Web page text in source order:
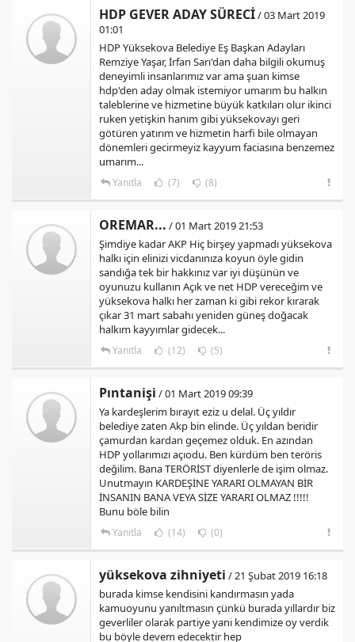
HDP GEVER ADAY SÜRECİ/ 03 Mart 2019
01:01
HDP Yüksekova Belediye Eş Başkan Adayları
Remziye Yaşar, İrfan Sarı'dan daha bilgili okumuş
deneyimli insanlarımız var ama şuan kimse
hdp'den aday olmak istemiyor umarım bu halkın
taleblerine ve hizmetine büyük katkıları olur ikinci
ruken yetişkin hanım gibi yüksekovayı geri
götüren yatırım ve hizmetin harfi bile olmayan
dönemleri gecirmeyiz kayyum faciasına benzemez
umarım...
Yanıtla (7) (8)
OREMAR... / 01 Mart 2019 21:53
Şimdiye kadar AKP Hiç birşey yapmadı yüksekova
halkı için elinizi vicdanınıza koyun öyle gidin
sandığa tek bir hakkınız var iyi düşünün ve
oyunuzu kullanın Açık ve net HDP vereceğim ve
yüksekova halkı her zaman ki gibi rekor kırarak
çıkar 31 mart sabahı yeniden güneş doğacak
halkım kayyımlar gidecek...
Yanıtla (12) (5)
Pıntanişi / 01 Mart 2019 09:39
Ya kardeşlerim bırayıt eziz u delal. Üç yıldır
belediye zaten Akp bin elinde. Üç yıldan beridir
çamurdan kardan geçemez olduk. En azından
HDP yollarımızı açıodu. Ben kürdüm ben teröris
değilim. Bana TERÖRİST diyenlerle de işim olmaz.
Unutmayın KARDEŞİNE YARARI OLMAYAN BİR
İNSANIN BANA VEYA SİZE YARARI OLMAZ !!!!!
Bunu böle bilin
Yanıtla (14) (0)
yüksekova zihniyeti / 21 Şubat 2019 16:18
burada kimse kendisini kandırmasın yada
kamuoyunu yanıltmasın çünkü burada yıllardır biz
geverliler olarak partiye yani kendimize oy verdik
bu böyle devem edecektir hep